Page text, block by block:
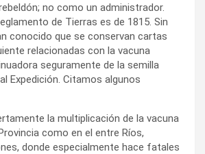
no como un administrador.
de Tierras es de 1815. Sin
conocido que se conservan cartas
relacionadas con la vacuna
seguramente de la semilla
Expedición. Citamos algunos
la multiplicación de la vacuna
como en el entre Ríos,
donde especialmente hace fatales